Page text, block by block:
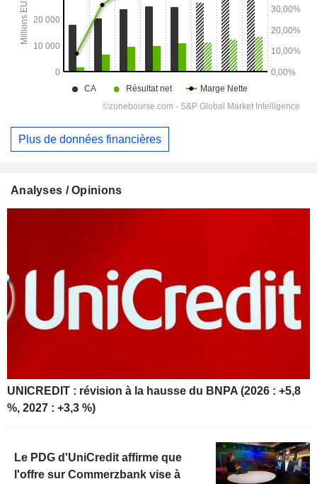
Plus de données financières
Analyses / Opinions
UNICREDIT : révision à la hausse du BNPA (2026 : +5,8
%, 2027 : +3,3 %)
Le PDG d'UniCredit affirme que
l'offre sur Commerzbank vise à